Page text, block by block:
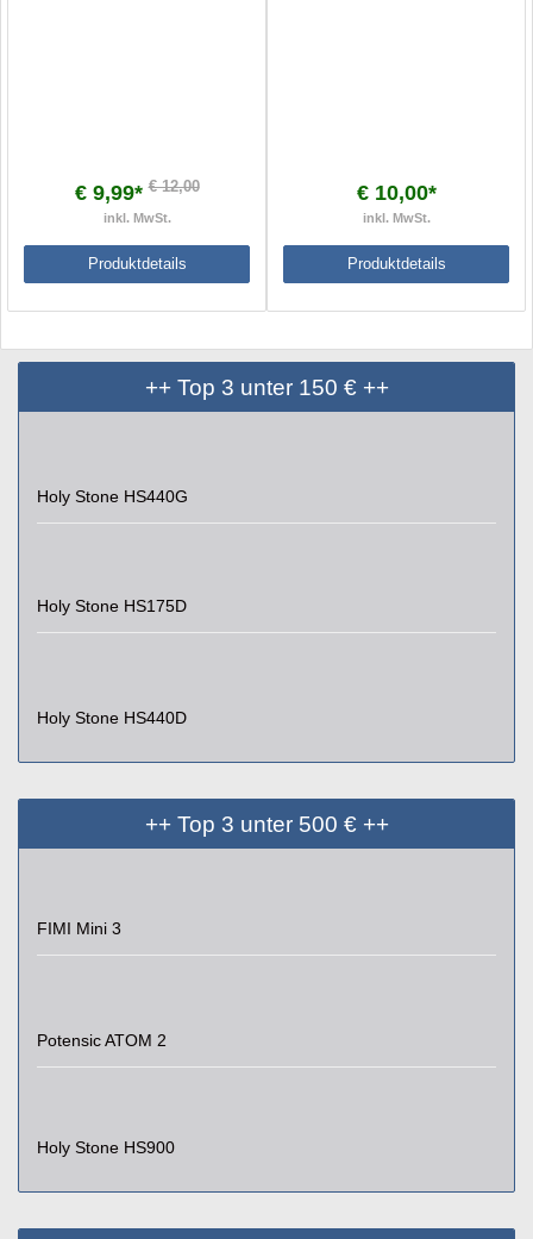
€ 9,99* € 12,00
inkl. MwSt.
Produktdetails
€ 10,00*
inkl. MwSt.
Produktdetails
++ Top 3 unter 150 € ++
Holy Stone HS440G
Holy Stone HS175D
Holy Stone HS440D
++ Top 3 unter 500 € ++
FIMI Mini 3
Potensic ATOM 2
Holy Stone HS900